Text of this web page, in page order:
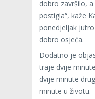
dobro završilo,
postigla“, kaže
ponedjeljak
dobro osjeća.
Dodatno je
traje dvije
dvije minute
minute u životu.